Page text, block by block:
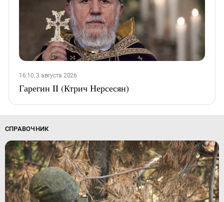
16:10, 3 августа 2026
Гарегин II (Ктрич Нерсесян)
СПРАВОЧНИК